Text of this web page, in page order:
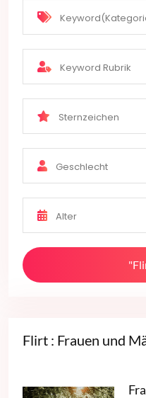
Keyword Rubrik
Sternzeichen
Geschlecht
Alter
Flirt : Frauen und